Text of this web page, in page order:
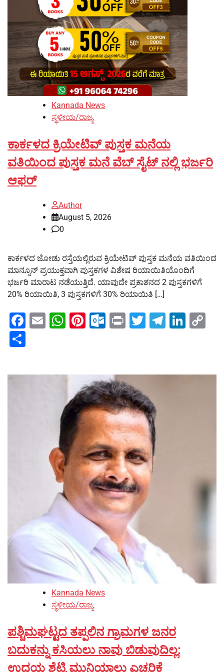
Kannada News
ಸ್ಥಳೀಯ/ರಾಜ್ಯ
ಕಾರ್ಕಳದ ಕ್ರಿಯೇಟಿವ್ ಪುಸ್ತಕ ಮನೆಯ
ವತಿಯಿಂದ ಪುಸ್ತಕ ಮನೆ ವೆಬ್ ಸೈಟ್ ನಲ್ಲಿ ಭರ್ಜರಿ
ಆಫರ್
Author
August 5, 2026
0
ಕಾರ್ಕಳದ ಜೋಡು ರಸ್ತೆಯಲ್ಲಿರುವ ಕ್ರಿಯೇಟಿವ್ ಪುಸ್ತಕ ಮನೆಯ ವತಿಯಿಂದ
ಮಾನ್ಸೂನ್ ಪ್ರಯುಕ್ತವಾಗಿ ಪುಸ್ತಕಗಳ ವಿಶೇಷ ರಿಯಾಯಿತಿಯೊಂದಿಗೆ
ಭರ್ಜರಿ ಮಾರಾಟ ನಡೆಯುತ್ತಿದೆ. ಯಾವುದೇ ಪ್ರಕಾಶನದ 2 ಪುಸ್ತಕಗಳಿಗೆ
20% ರಿಯಾಯಿತಿ, 3 ಪುಸ್ತಕಗಳಿಗೆ 30% ರಿಯಾಯಿತಿ […]
Facebook
EmailWhatsApp
Pinterest
Outlook.com
PrintTwitter
Kannada News
ಸ್ಥಳೀಯ/ರಾಜ್ಯ
ಪಶ್ಚಿಮಘಟ್ಟದ ತಪ್ಪಲಿನ ಗ್ರಾಮಗಳ ಜನರ
ಬದುಕನ್ನು ಕಸಿಯಲು ನಾವು ಬಿಡುವುದಿಲ್ಲ:
ಉದಯ ಶೆಟ್ಟಿ ಮುನಿಯಾಲು ಎಚ್ಚರಿಕೆ